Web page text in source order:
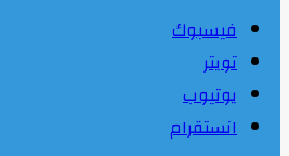
فيسبوك
تويتر
يوتيوب
انستقرام